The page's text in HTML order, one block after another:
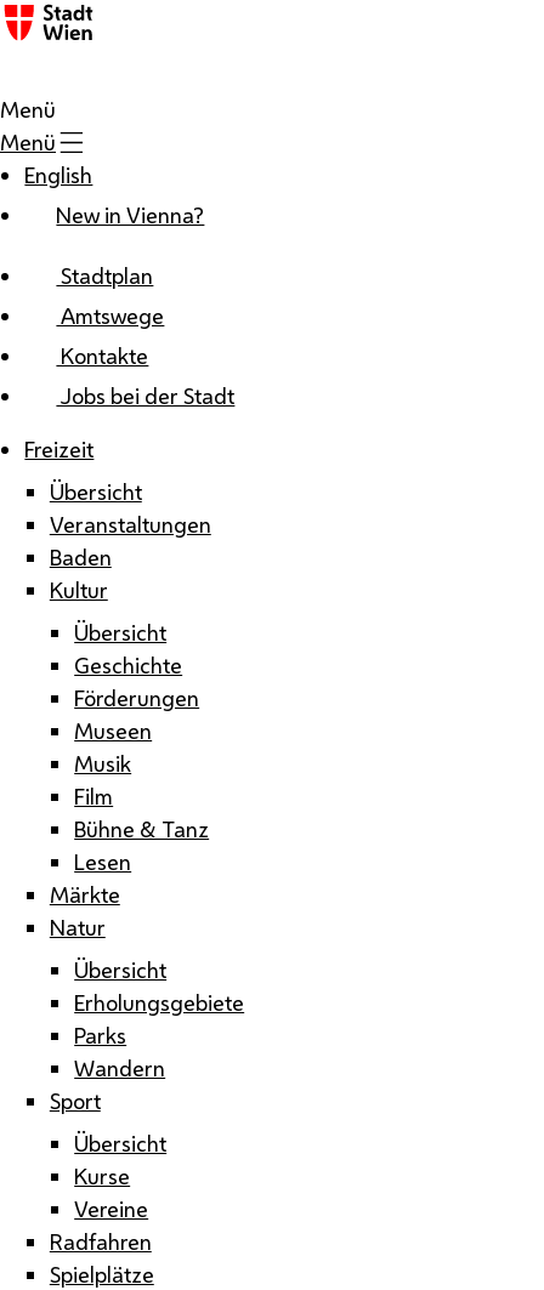
Zum Inhalt
Menü
Menü
English
New in Vienna?
Stadtplan
Amtswege
Kontakte
Jobs bei der Stadt
Freizeit
Übersicht
Veranstaltungen
Baden
Kultur
Übersicht
Geschichte
Förderungen
Museen
Musik
Film
Bühne & Tanz
Lesen
Märkte
Natur
Übersicht
Erholungsgebiete
Parks
Wandern
Sport
Übersicht
Kurse
Vereine
Radfahren
Spielplätze